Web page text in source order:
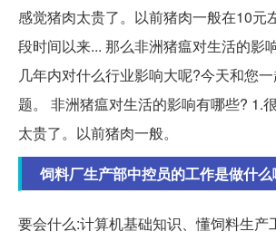
感觉猪肉太贵了。以前猪肉一般在10元
段时间以来... 那么非洲猪瘟对生活的影
几年内对什么行业影响大呢?今天和您
题。 非洲猪瘟对生活的影响有哪些? 1.
太贵了。以前猪肉一般。
饲料厂生产部中控员的工作是做什
要会什么:计算机基础知识、懂饲料生产